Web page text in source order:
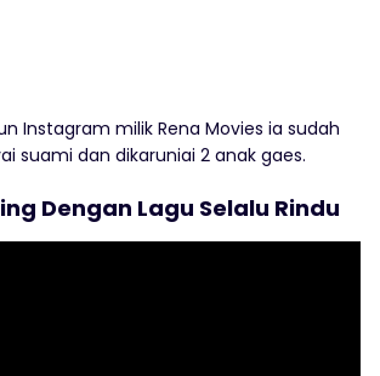
Instagram milik Rena Movies ia sudah
suami dan dikaruniai 2 anak gaes.
Dengan Lagu Selalu Rindu